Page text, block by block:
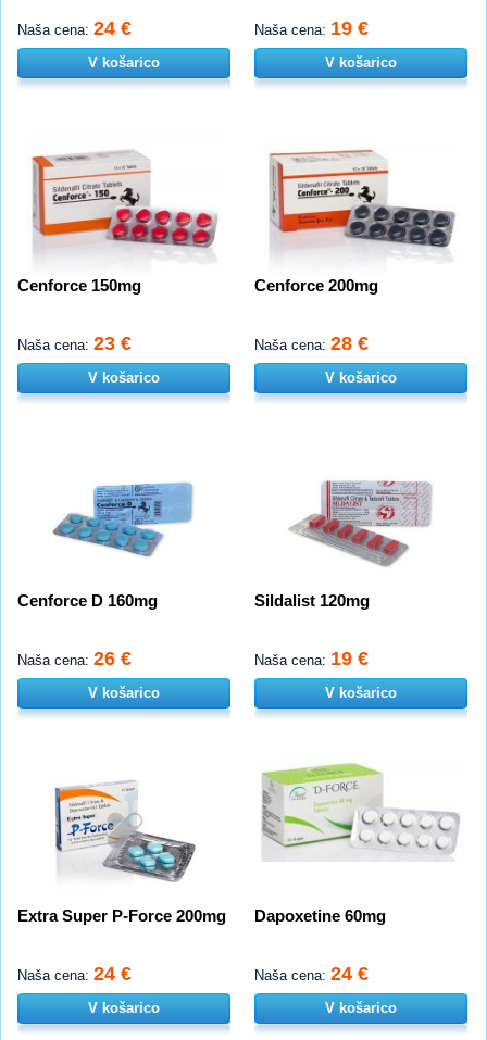
Naša cena: 24 €
V košarico
Naša cena: 19 €
V košarico
Cenforce 150mg
Naša cena: 23 €
V košarico
Cenforce 200mg
Naša cena: 28 €
V košarico
Cenforce D 160mg
Naša cena: 26 €
V košarico
Sildalist 120mg
Naša cena: 19 €
V košarico
Extra Super P-Force 200mg
Naša cena: 24 €
V košarico
Dapoxetine 60mg
Naša cena: 24 €
V košarico